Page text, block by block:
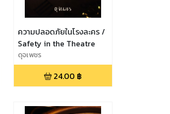
ความปลอดภัยในโรงละคร /
Safety in the Theatre
ดุจเพชร
24.00 ฿